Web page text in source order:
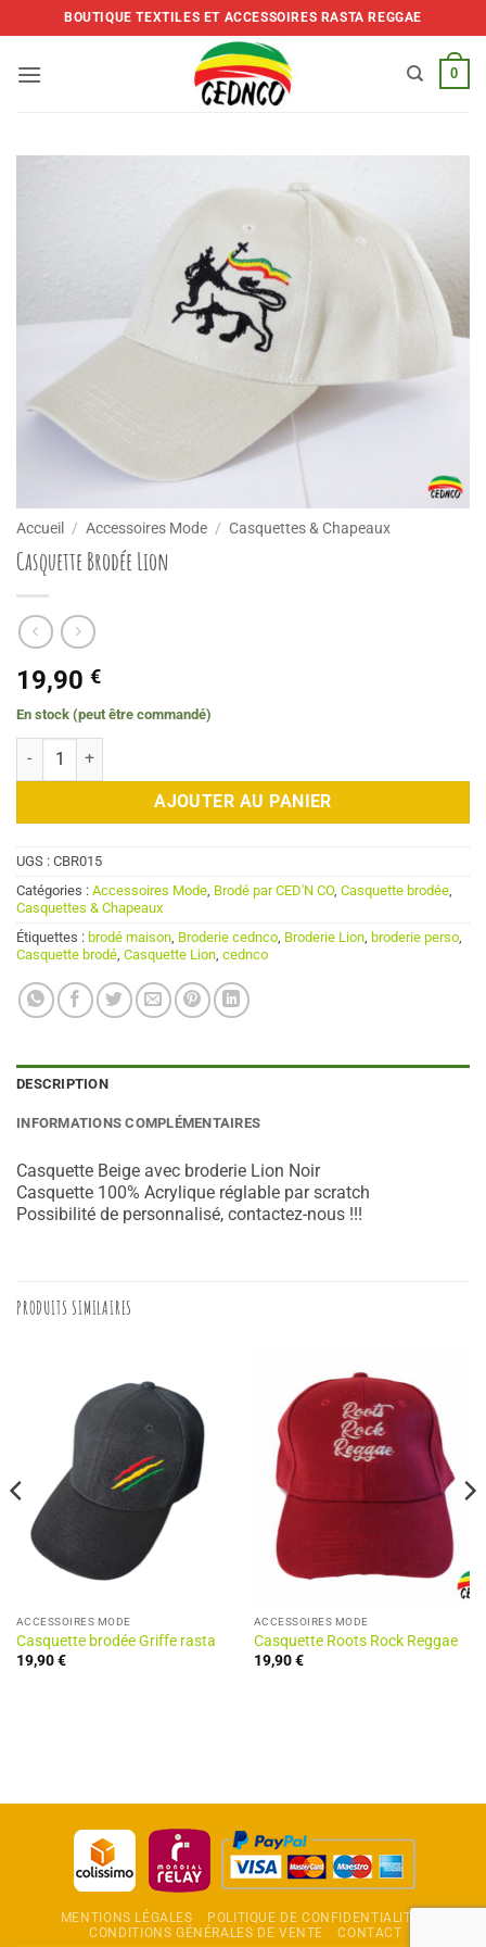
to
BOUTIQUE TEXTILES ET ACCESSOIRES RASTA REGGAE
0
Accueil / Accessoires Mode / Casquettes & Chapeaux
Casquette Brodée Lion
19,90 €
En stock (peut être commandé)
AJOUTER AU PANIER
UGS : CBR015
Catégories : Accessoires Mode Brodé par CED'N CO, Casquette brodée
Casquettes & Chapeaux
Étiquettes : brodé maison Broderie cednco Broderie Lion broderie perso
Casquette brodé Casquette Lion cednco
DESCRIPTION
INFORMATIONS COMPLÉMENTAIRES
Casquette Beige avec broderie Lion Noir
Casquette 100% Acrylique réglable par scratch
Possibilité de personnalisé, contactez-nous !!!
PRODUITS SIMILAIRES
ACCESSOIRES MODE
Casquette brodée Griffe rasta
19,90€
ACCESSOIRES MODE
Casquette Roots Rock Reggae
19,90€
MENTIONS LÉGALES
POLITIQUE DE CONFIDENTIALITÉ
CONDITIONS GÉNÉRALES DE VENTE
CONTACT